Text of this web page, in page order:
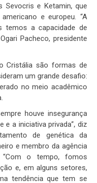
Sevocris e Ketamin, que
e europeu. “A
temos a capacidade de
Pacheco, presidente
Cristália são formas de
um grande desafio:
no meio acadêmico
houve insegurança
e a iniciativa privada”, diz
de genética da
e membro da agência
“Com o tempo, fomos
e, em alguns setores,
tendência que tem se